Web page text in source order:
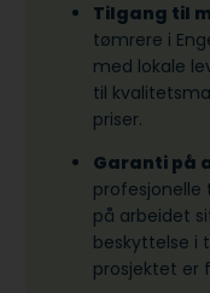
Tilgang til
tømrere i
med lokale
til
priser.
Garanti på
profesjonelle
på arbeidet
beskyttelse i
prosjektet er